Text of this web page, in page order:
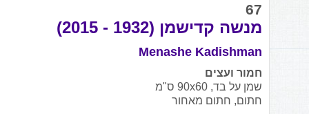
67
מנשה קדישמן (1932 - 2015)
Menashe Kadishman
חמור ועצים
שמן על בד, 90x60 ס"מ
חתום, חתום מאחור